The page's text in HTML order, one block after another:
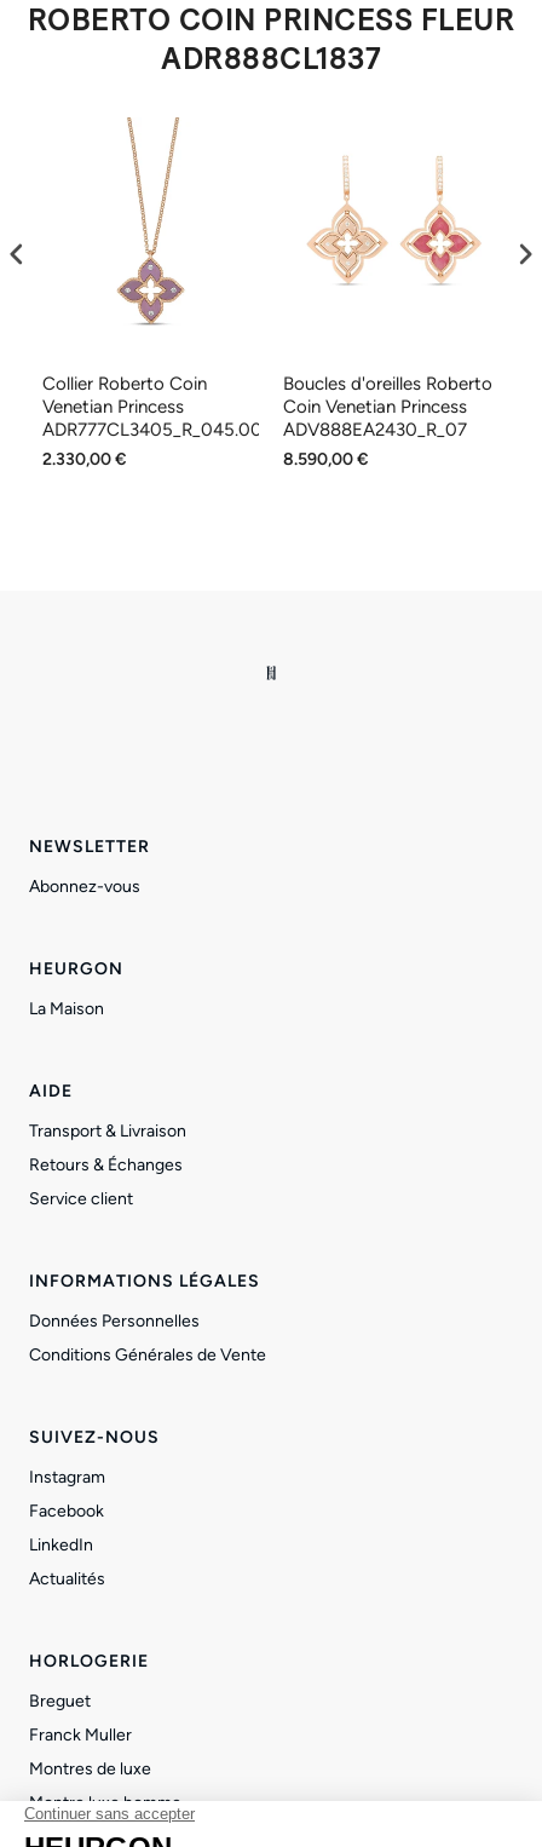
ROBERTO COIN PRINCESS FLEUR
ADR888CL1837
Collier Roberto Coin
Venetian Princess
ADR777CL3405_R_045.00
2.330,00 €
Boucles d'oreilles Roberto
Coin Venetian Princess
ADV888EA2430_R_07
8.590,00 €
NEWSLETTER
Abonnez-vous
HEURGON
La Maison
AIDE
Transport & Livraison
Retours & Échanges
Service client
INFORMATIONS LÉGALES
Données Personnelles
Conditions Générales de Vente
SUIVEZ-NOUS
Instagram
Facebook
LinkedIn
Actualités
HORLOGERIE
Breguet
Franck Muller
Montres de luxe
Montre luxe homme
Montre luxe femme